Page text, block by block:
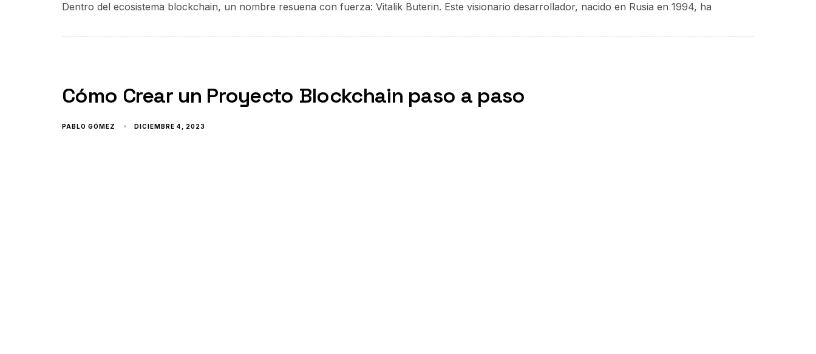
Dentro del ecosistema blockchain, un nombre resuena con fuerza: Vitalik Buterin. Este visionario desarrollador, nacido en Rusia en 1994, ha
Cómo Crear un Proyecto Blockchain paso a paso
PABLO GÓMEZ DICIEMBRE 4, 2023